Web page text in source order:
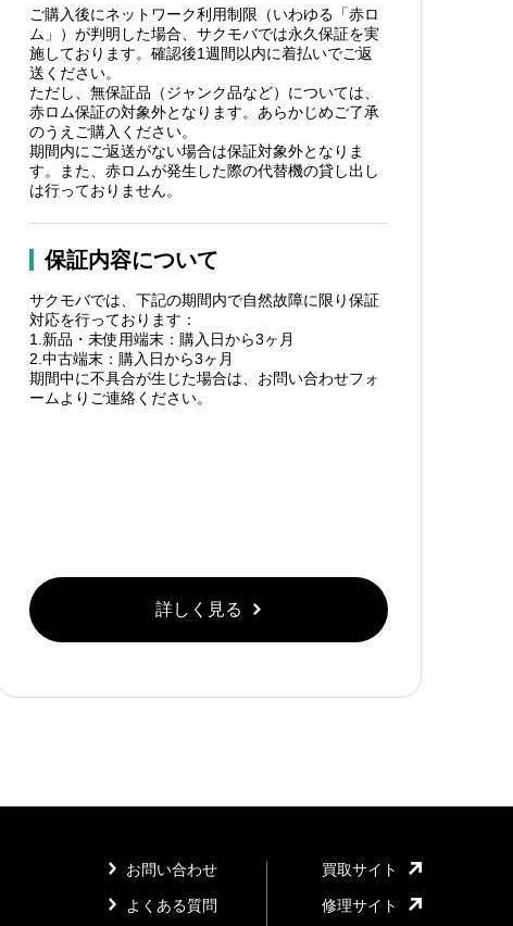
ご購入後にネットワーク利用制限（いわゆる「赤ロ
ム」）が判明した場合、サクモバでは永久保証を実
施しております。確認後1週間以内に着払いでご返
送ください。
ただし、無保証品（ジャンク品など）については、
赤ロム保証の対象外となります。あらかじめご了承
のうえご購入ください。
期間内にご返送がない場合は保証対象外となりま
す。また、赤ロムが発生した際の代替機の貸し出し
は行っておりません。
保証内容について
サクモバでは、下記の期間内で自然故障に限り保証
対応を行っております：
1.新品・未使用端末：購入日から3ヶ月
2.中古端末：購入日から3ヶ月
期間中に不具合が生じた場合は、お問い合わせフォ
ームよりご連絡ください。
詳しく見る
お問い合わせ
よくある質問
買取サイト
修理サイト